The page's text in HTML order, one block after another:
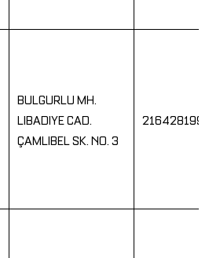
BULGURLU MH.
LIBADIYE CAD.
ÇAMLIBEL SK. NO. 3